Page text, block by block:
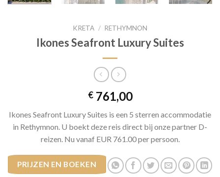
KRETA / RETHYMNON
Ikones Seafront Luxury Suites
€761,00
Ikones Seafront Luxury Suites is een 5 sterren accommodatie
in Rethymnon. U boekt deze reis direct bij onze partner D-
reizen. Nu vanaf EUR 761.00 per persoon.
PRIJZEN EN BOEKEN